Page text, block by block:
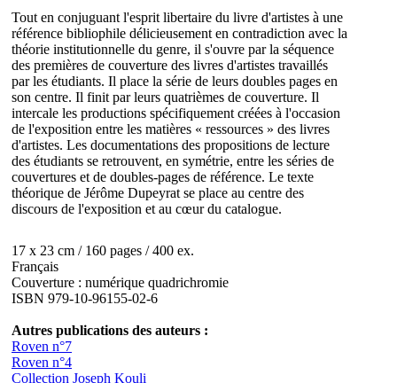
Tout en conjuguant l'esprit libertaire du livre d'artistes à une
référence bibliophile délicieusement en contradiction avec la
théorie institutionnelle du genre, il s'ouvre par la séquence
des premières de couverture des livres d'artistes travaillés
par les étudiants. Il place la série de leurs doubles pages en
son centre. Il finit par leurs quatrièmes de couverture. Il
intercale les productions spécifiquement créées à l'occasion
de l'exposition entre les matières « ressources » des livres
d'artistes. Les documentations des propositions de lecture
des étudiants se retrouvent, en symétrie, entre les séries de
couvertures et de doubles-pages de référence. Le texte
théorique de Jérôme Dupeyrat se place au centre des
discours de l'exposition et au cœur du catalogue.
17 x 23 cm / 160 pages / 400 ex.
Français
Couverture : numérique quadrichromie
ISBN 979-10-96155-02-6
Autres publications des auteurs :
Roven n°7
Roven n°4
Collection Joseph Kouli